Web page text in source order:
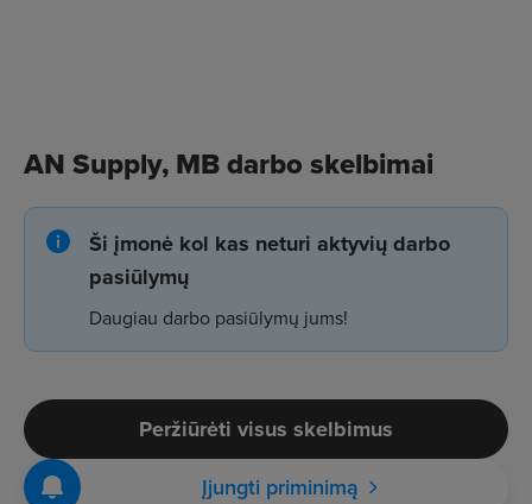
AN Supply, MB darbo skelbimai
Ši įmonė kol kas neturi aktyvių darbo
pasiūlymų
Daugiau darbo pasiūlymų jums!
Peržiūrėti visus skelbimus
Įjungti priminimą